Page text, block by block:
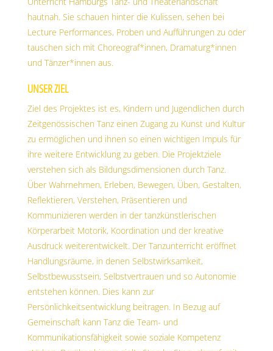
hautnah. Sie schauen hinter die Kulissen, sehen bei
Lecture Performances, Proben und Aufführungen zu oder
tauschen sich mit Choreograf*innen, Dramaturg*innen
und Tänzer*innen aus.
UNSER ZIEL
Ziel des Projektes ist es, Kindern und Jugendlichen durch
Zeitgenössischen Tanz einen Zugang zu Kunst und Kultur
zu ermöglichen und ihnen so einen wichtigen Impuls für
ihre weitere Entwicklung zu geben. Die Projektziele
verstehen sich als Bildungsdimensionen durch Tanz.
Über Wahrnehmen, Erleben, Bewegen, Üben, Gestalten,
Reflektieren, Verstehen, Präsentieren und
Kommunizieren werden in der tanzkünstlerischen
Körperarbeit Motorik, Koordination und der kreative
Ausdruck weiterentwickelt. Der Tanzunterricht eröffnet
Handlungsräume, in denen Selbstwirksamkeit,
Selbstbewusstsein, Selbstvertrauen und so Autonomie
entstehen können. Dies kann zur
Persönlichkeitsentwicklung beitragen. In Bezug auf
Gemeinschaft kann Tanz die Team- und
Kommunikationsfähigkeit sowie soziale Kompetenz